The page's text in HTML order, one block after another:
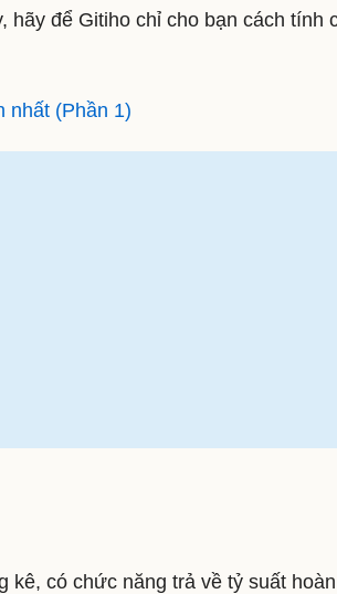
hãy để Gitiho chỉ cho bạn cách tính
nhất (Phần 1)
kê, có chức năng trả về tỷ suất